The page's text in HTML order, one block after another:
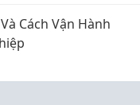
Cách Vận Hành